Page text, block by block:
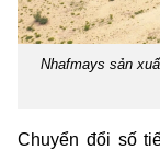
Nhafmays sản
Chuyển đổi số